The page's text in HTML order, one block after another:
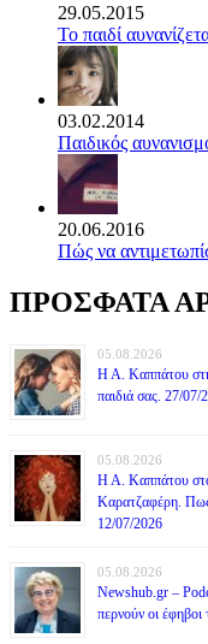
29.05.2015
Το παιδί
03.02.2014
Παιδικός
20.06.2016
Πώς να
ΠΡΟΣΦΑΤΑ
05.08.2026
Η Α. Καππάτου
παιδιά σας. 27/07/
05.08.2026
Η Α. Καππάτου
Καρατζαφέρη. Πως
12/07/2026
05.08.2026
Newshub.gr –
περνούν οι